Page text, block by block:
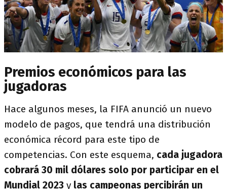
Premios económicos para las
jugadoras
Hace algunos meses, la FIFA anunció un nuevo
modelo de pagos, que tendrá una distribución
económica récord para este tipo de
competencias. Con este esquema, cada jugadora
cobrará 30 mil dólares solo por participar en el
Mundial 2023 y las campeonas percibirán un